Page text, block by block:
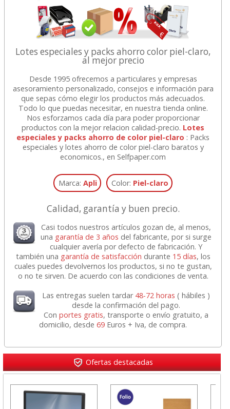
Lotes especiales y packs ahorro color piel-claro,
al mejor precio
Desde 1995 ofrecemos a particulares y empresas
asesoramiento personalizado, consejos e información para
que sepas cómo elegir los productos más adecuados.
Todo lo que puedas necesitar, en nuestra tienda online.
Nos esforzamos cada día para poder proporcionar
productos con la mejor relacion calidad-precio. Lotes
especiales y packs ahorro de color piel-claro : Packs
especiales y lotes ahorro de color piel-claro baratos y
economicos., en Selfpaper.com
Marca:Apli Color: Piel-claro
Calidad, garantía y buen precio.
Casi todos nuestros artículos gozan de, al menos,
una garantía de 3 años del fabricante, por si surge
cualquier avería por defecto de fabricación. Y
también una garantía de satisfacción durante 15 días, los
cuales puedes devolvernos los productos, si no te gustan,
o no te sirven. De acuerdo con las condiciones de venta.
Las entregas suelen tardar 48-72 horas ( hábiles )
desde la confirmación del pago.
Con portes gratis, transporte o envío gratuito, a
domicilio, desde69 Euros + Iva, de compra.
Ofertas destacadas